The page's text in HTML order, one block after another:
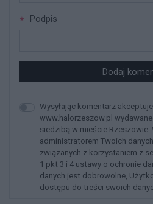
Podpis
Dodaj
Wysyłając komentarz
www.halorzeszow.pl
siedzibą w mieście Rzeszowie.
administratorem Twoich
związanych z korzystaniem z
1 pkt 3 i 4 ustawy o ochronie
danych jest dobrowolne,
dostępu do treści swoich